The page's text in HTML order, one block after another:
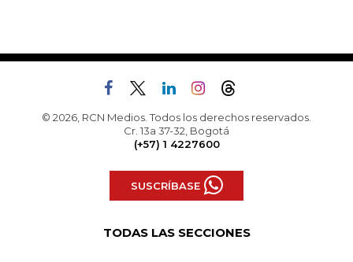
© 2026, RCN Medios. Todos los derechos reservados.
Cr. 13a 37-32, Bogotá
(+57) 1 4227600
SUSCRÍBASE
TODAS LAS SECCIONES